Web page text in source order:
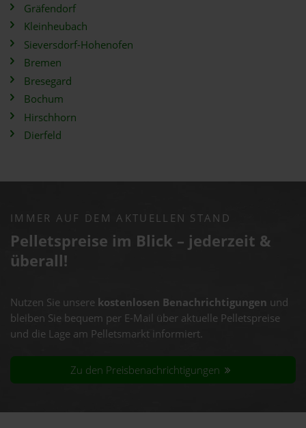
Gräfendorf
Kleinheubach
Sieversdorf-Hohenofen
Bremen
Bresegard
Bochum
Hirschhorn
Dierfeld
IMMER AUF DEM AKTUELLEN STAND
Pelletspreise im Blick – jederzeit &
überall!
Nutzen Sie unsere kostenlosen Benachrichtigungen und
bleiben Sie bequem per E-Mail über aktuelle Pelletspreise
und die Lage am Pelletsmarkt informiert.
Zu den Preisbenachrichtigungen